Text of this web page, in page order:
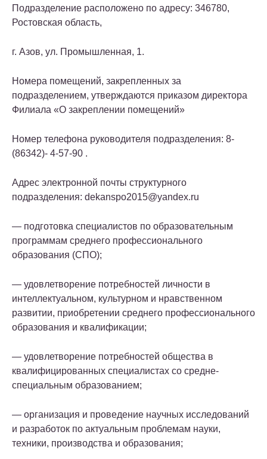
Подразделение расположено по адресу: 346780,
Ростовская область,
г. Азов, ул. Промышленная, 1.
Номера помещений, закрепленных за
подразделением, утверждаются приказом директора
Филиала «О закреплении помещений»
Номер телефона руководителя подразделения: 8-
(86342)- 4-57-90 .
Адрес электронной почты структурного
подразделения: dekanspo2015@yandex.ru
— подготовка специалистов по образовательным
программам среднего профессионального
образования (СПО);
— удовлетворение потребностей личности в
интеллектуальном, культурном и нравственном
развитии, приобретении среднего профессионального
образования и квалификации;
— удовлетворение потребностей общества в
квалифицированных специалистах со средне-
специальным образованием;
— организация и проведение научных исследований
и разработок по актуальным проблемам науки,
техники, производства и образования;